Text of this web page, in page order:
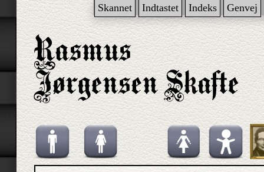
Skannet Indtastet Indeks Genvej